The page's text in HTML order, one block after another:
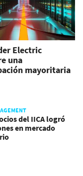
Electric
una
mayoritaria
del IICA logró
en mercado